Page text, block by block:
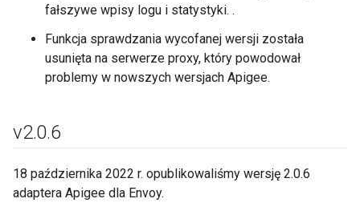
fałszywe wpisy logu i statystyki. .
Funkcja sprawdzania wycofanej wersji została
usunięta na serwerze proxy, który powodował
problemy w nowszych wersjach Apigee.
v2.0.6
18 października 2022 r. opublikowaliśmy wersję 2.0.6
adaptera Apigee dla Envoy.